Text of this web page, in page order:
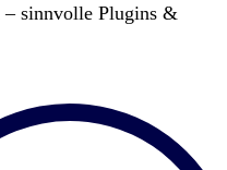
– sinnvolle Plugins &